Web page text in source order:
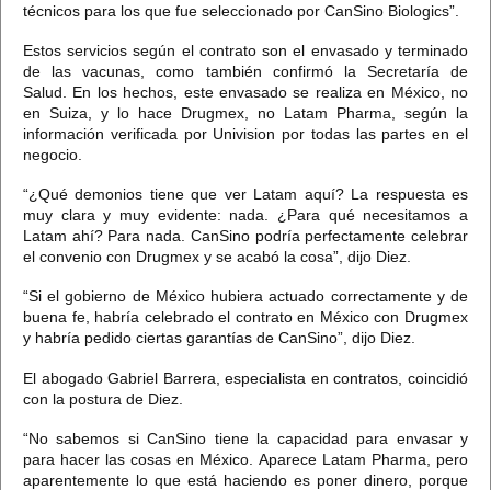
técnicos para los que fue seleccionado por CanSino Biologics”.
Estos servicios según el contrato son el envasado y terminado
de las vacunas, como también confirmó la Secretaría de
Salud. En los hechos, este envasado se realiza en México, no
en Suiza, y lo hace Drugmex, no Latam Pharma, según la
información verificada por Univision por todas las partes en el
negocio.
“¿Qué demonios tiene que ver Latam aquí? La respuesta es
muy clara y muy evidente: nada. ¿Para qué necesitamos a
Latam ahí? Para nada. CanSino podría perfectamente celebrar
el convenio con Drugmex y se acabó la cosa”, dijo Diez.
“Si el gobierno de México hubiera actuado correctamente y de
buena fe, habría celebrado el contrato en México con Drugmex
y habría pedido ciertas garantías de CanSino”, dijo Diez.
El abogado Gabriel Barrera, especialista en contratos, coincidió
con la postura de Diez.
“No sabemos si CanSino tiene la capacidad para envasar y
para hacer las cosas en México. Aparece Latam Pharma, pero
aparentemente lo que está haciendo es poner dinero, porque